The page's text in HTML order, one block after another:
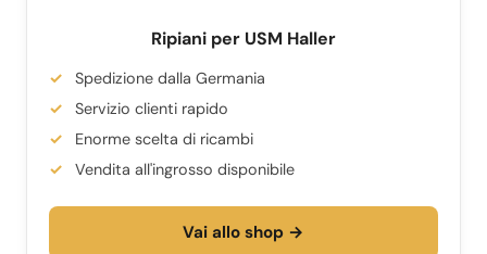
Ripiani per USM Haller
Spedizione dalla Germania
Servizio clienti rapido
Enorme scelta di ricambi
Vendita all'ingrosso disponibile
Vai allo shop →